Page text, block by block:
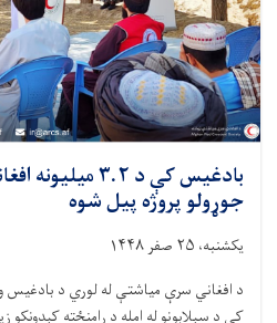
عنوان
لاندې
روزنیز
ورکشاپ
ترسره
شو
بادغیس کې د ۳.۲
جوړولو پروژه پیل شوه
یکشنبه، ۲۵ صفر ۱۴۴۸
د افغاني سرې میاشتې له لوري د بادغیس